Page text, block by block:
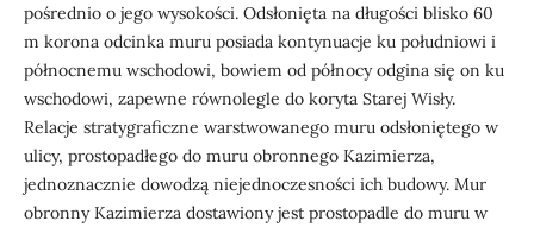
pośrednio o jego wysokości. Odsłonięta na długości blisko 60
m korona odcinka muru posiada kontynuacje ku południowi i
północnemu wschodowi, bowiem od północy odgina się on ku
wschodowi, zapewne równolegle do koryta Starej Wisły.
Relacje stratygraficzne warstwowanego muru odsłoniętego w
ulicy, prostopadłego do muru obronnego Kazimierza,
jednoznacznie dowodzą niejednoczesności ich budowy. Mur
obronny Kazimierza dostawiony jest prostopadle do muru w